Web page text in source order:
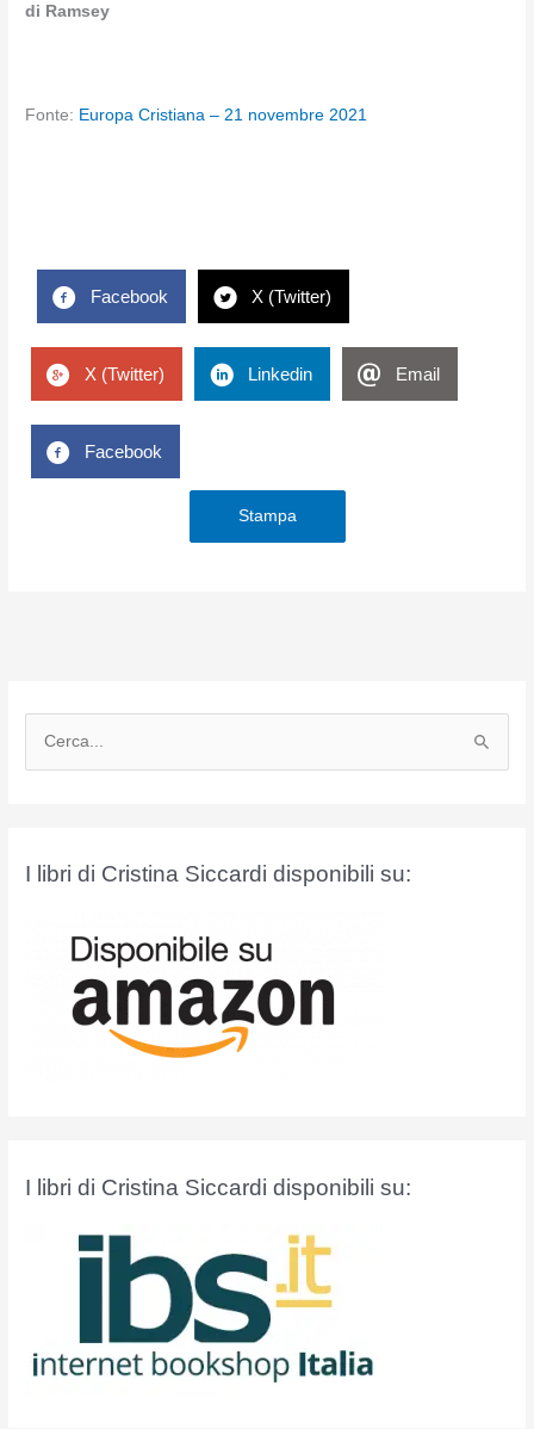
di Ramsey
Fonte: Europa Cristiana – 21 novembre 2021
Facebook X (Twitter)
X (Twitter) Linkedin Email
Facebook
Stampa
I libri di Cristina Siccardi disponibili su:
I libri di Cristina Siccardi disponibili su: